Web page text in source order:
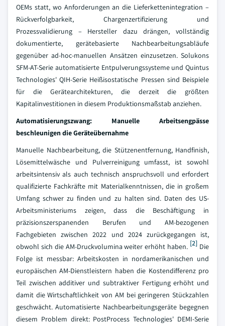
OEMs statt, wo Anforderungen an die Lieferkettenintegration –
Rückverfolgbarkeit, Chargenzertifizierung und
Prozessvalidierung – Hersteller dazu drängen, vollständig
dokumentierte, gerätebasierte Nachbearbeitungsabläufe
gegenüber ad-hoc-manuellen Ansätzen einzusetzen. Solukons
SFM-AT-Serie automatisierte Entpulverungssysteme und Quintus
Technologies' QIH-Serie Heißisostatische Pressen sind Beispiele
für die Gerätearchitekturen, die derzeit die größten
Kapitalinvestitionen in diesem Produktionsmaßstab anziehen.
Automatisierungszwang: Manuelle Arbeitsengpässe
beschleunigen die Geräteübernahme
Manuelle Nachbearbeitung, die Stützenentfernung, Handfinish,
Lösemittelwäsche und Pulverreinigung umfasst, ist sowohl
arbeitsintensiv als auch technisch anspruchsvoll und erfordert
qualifizierte Fachkräfte mit Materialkenntnissen, die in großem
Umfang schwer zu finden und zu halten sind. Daten des US-
Arbeitsministeriums zeigen, dass die Beschäftigung in
präzisionszerspanenden Berufen und AM-bezogenen
Fachgebieten zwischen 2022 und 2024 zurückgegangen ist,
obwohl sich die AM-Druckvolumina weiter erhöht haben. [2] Die
Folge ist messbar: Arbeitskosten in nordamerikanischen und
europäischen AM-Dienstleistern haben die Kostendifferenz pro
Teil zwischen additiver und subtraktiver Fertigung erhöht und
damit die Wirtschaftlichkeit von AM bei geringeren Stückzahlen
geschwächt. Automatisierte Nachbearbeitungsgeräte begegnen
diesem Problem direkt: PostProcess Technologies' DEMI-Serie